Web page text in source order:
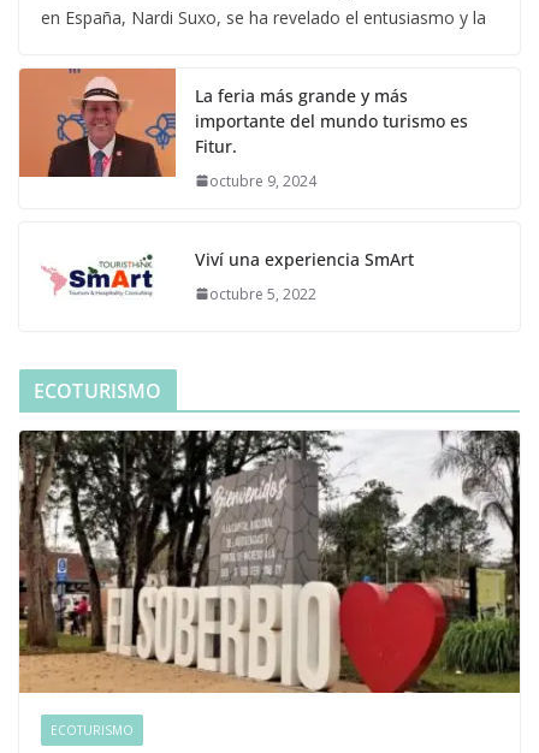
en España, Nardi Suxo, se ha revelado el entusiasmo y la
La feria más grande y más
importante del mundo turismo es
Fitur.
octubre 9, 2024
Viví una experiencia SmArt
octubre 5, 2022
ECOTURISMO
ECOTURISMO